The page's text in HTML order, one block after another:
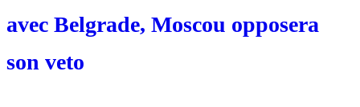
avec Belgrade, Moscou opposera
son veto